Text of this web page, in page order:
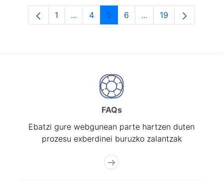
Orrialdea
1 ...Intermediate Pages Use TAB to
Orrialdea
4 Orrialdea
5 Orrialdea
6 ...Intermediate Pages
Orrialdea
19
FAQs
Ebatzi gure webgunean parte hartzen duten
prozesu exberdinei buruzko zalantzak